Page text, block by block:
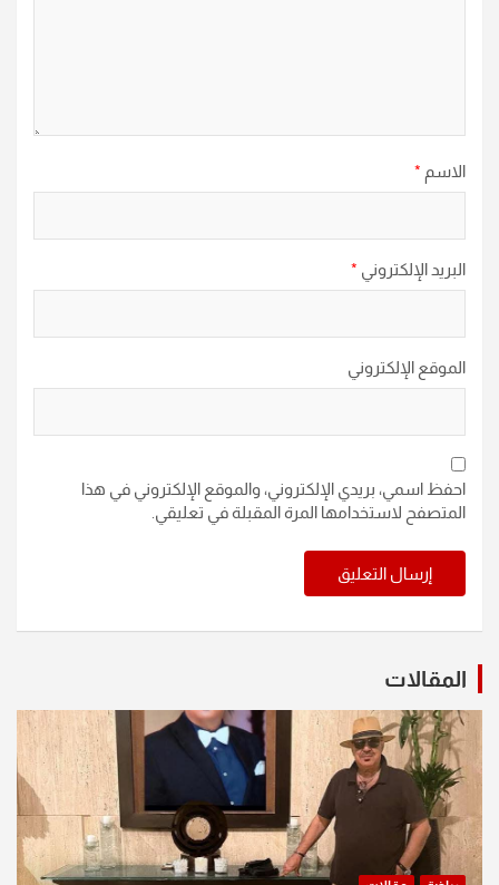
الاسم *
البريد الإلكتروني *
الموقع الإلكتروني
احفظ اسمي، بريدي الإلكتروني، والموقع الإلكتروني في هذا
المتصفح لاستخدامها المرة المقبلة في تعليقي.
المقالات